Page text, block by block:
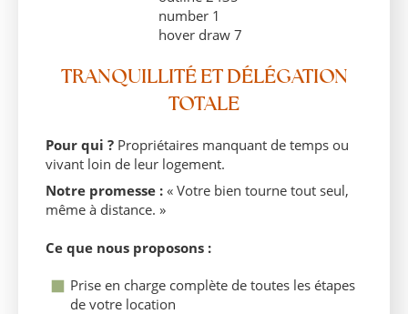
TRANQUILLITÉ ET DÉLÉGATION
TOTALE
Pour qui ? Propriétaires manquant de temps ou
vivant loin de leur logement.
Notre promesse : « Votre bien tourne tout seul,
même à distance. »
Ce que nous proposons :
Prise en charge complète de toutes les étapes
de votre location